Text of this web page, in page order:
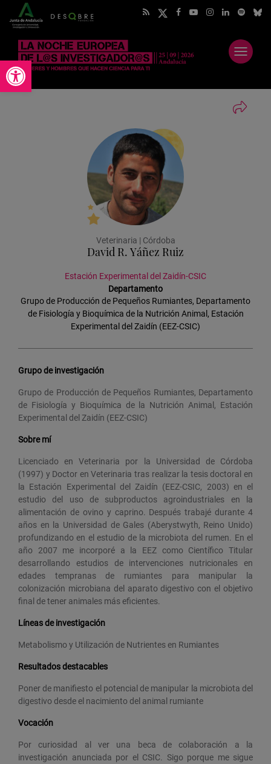
Abrir barra de herramientas
Abrir
menú
Veterinaria | Córdoba
David R. Yáñez Ruiz
Estación Experimental del Zaidín-CSIC
Departamento
Grupo de Producción de Pequeños Rumiantes, Departamento
de Fisiología y Bioquímica de la Nutrición Animal, Estación
Experimental del Zaidín (EEZ-CSIC)
Grupo de investigación
Grupo de Producción de Pequeños Rumiantes, Departamento
de Fisiología y Bioquímica de la Nutrición Animal, Estación
Experimental del Zaidín (EEZ-CSIC)
Sobre mí
Licenciado en Veterinaria por la Universidad de Córdoba
(1997) y Doctor en Veterinaria tras realizar la tesis doctoral en
la Estación Experimental del Zaidín (EEZ-CSIC, 2003) en el
estudio del uso de subproductos agroindustriales en la
alimentación de ovino y caprino. Después trabajé durante 4
años en la Universidad de Gales (Aberystwyth, Reino Unido)
profundizando en el estudio de la microbiota del rumen. En el
año 2007 me incorporé a la EEZ como Científico Titular
desarrollando estudios de intervenciones nutricionales en
edades tempranas de rumiantes para manipular la
colonización microbiana del aparato digestivo con el objetivo
final de tener animales más eficientes.
Líneas de investigación
Metabolismo y Utilización de Nutrientes en Rumiantes
Resultados destacables
Poner de manifiesto el potencial de manipular la microbiota del
digestivo desde el nacimiento del animal rumiante
Vocación
Por curiosidad al ver una beca de colaboración a la
investigación anunciada por el CSIC. Sigo porque me sigue